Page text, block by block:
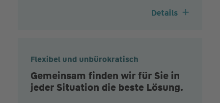
Details
Flexibel und unbürokratisch
Gemeinsam finden wir für Sie in
jeder Situation die beste Lösung.